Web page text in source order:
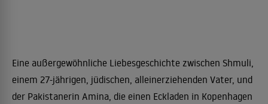
Eine außergewöhnliche Liebesgeschichte zwischen Shmuli,
einem 27-jährigen, jüdischen, alleinerziehenden Vater, und
der Pakistanerin Amina, die einen Eckladen in Kopenhagen